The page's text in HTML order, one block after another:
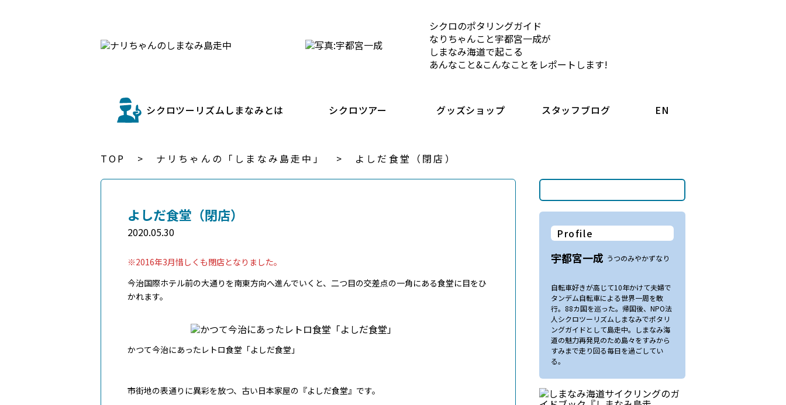
シクロツーリズムしまなみとは シクロツアー グッズショップ スタッフブログ EN
シクロのポタリングガイド
なりちゃんこと宇都宮一成が
しまなみ海道で起こる
あんなこと&こんなことをレポートします!
TOP ナリちゃんの「しまなみ島走中」 よしだ食堂（閉店）
よしだ食堂（閉店）
2020.05.30
※2016年3月惜しくも閉店となりました。
今治国際ホテル前の大通りを南東方向へ進んでいくと、二つ目の交差点の一角にある食堂に目をひ
かれます。
かつて今治にあったレトロ食堂「よしだ食堂」
市街地の表通りに異彩を放つ、古い日本家屋の『よしだ食堂』です。
Profile
宇都宮一成 うつのみやかずなり
自転車好きが高じて10年かけて夫婦で
タンデム自転車による世界一周を敢
行。88カ国を巡った。帰国後、NPO法
人シクロツーリズムしまなみでポタリ
ングガイドとして島走中。しまなみ海
道の魅力再発見のため島々をすみから
すみまで走り回る毎日を過ごしてい
る。